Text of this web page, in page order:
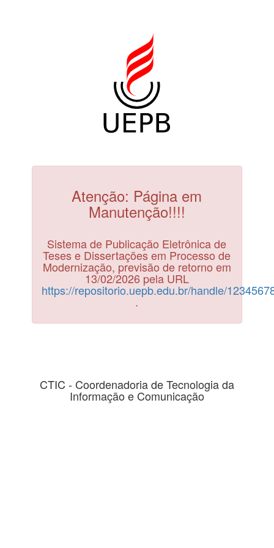
Atenção: Página em
Manutenção!!!!
Sistema de Publicação Eletrônica de
Teses e Dissertações em Processo de
Modernização, previsão de retorno em
13/02/2026 pela URL
https://repositorio.uepb.edu.br/handle/
.
CTIC - Coordenadoria de Tecnologia da
Informação e Comunicação